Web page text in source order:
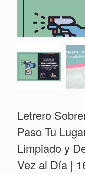
Letrero
Paso Tu
Limpiado y
Vez al Día |